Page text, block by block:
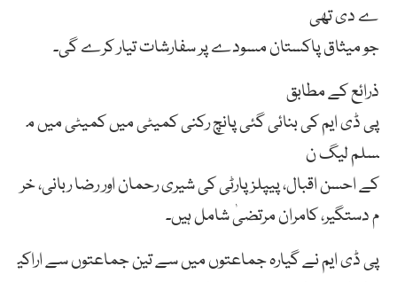
ےدیتھی
جومیثاقپاکستانمسودےپرسفارشاتتیارکرےگی۔
ذرائع کے مطابق
پیڈیایمکیبنائیگئیپانچرکنیکمیٹیمیںکمیٹیمیںم
سلملیگن
کےاحسناقبال،پیپلزپارٹیکیشیریرحماناوررضاربانی،خر
مدستگیر،کامرانمرتضیٰشاملہیں۔
پیڈیایمنےگیارہجماعتوںمیںسےتینجماعتوںسےاراکی